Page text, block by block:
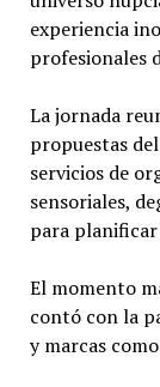
experiencia
profesionales
La jornada
propuestas
servicios de
sensoriales,
para
El momento
contó con la
y marcas